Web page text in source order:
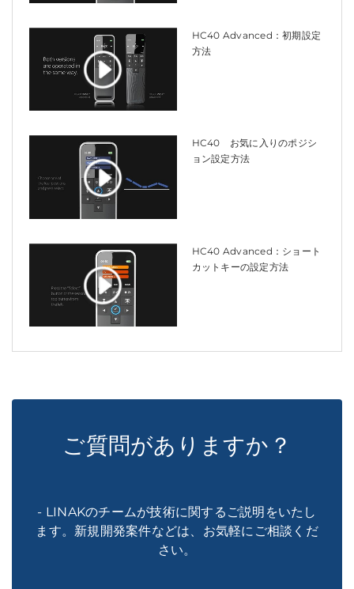
HC40 Advanced：初期設定
方法
HC40 お気に入りのポジシ
ョン設定方法
HC40 Advanced：ショート
カットキーの設定方法
ご質問がありますか？
- LINAKのチームが技術に関するご説明をいたし
ます。新規開発案件などは、お気軽にご相談くだ
さい。